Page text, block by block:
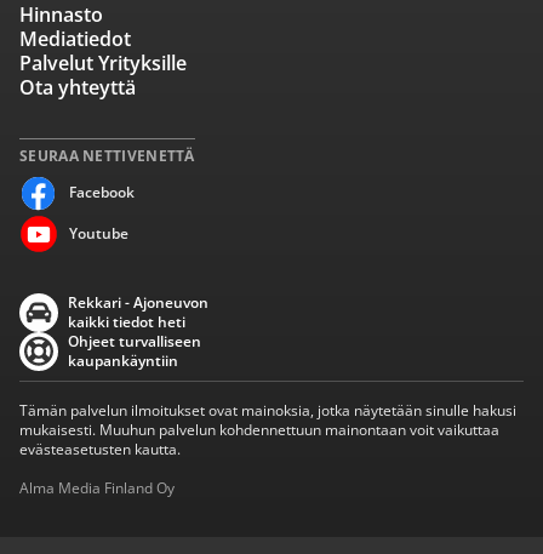
SEURAA NETTIVENETTÄ
Facebook
Youtube
Hinnasto
Mediatiedot
Palvelut Yrityksille
Ota yhteyttä
Rekkari - Ajoneuvon
kaikki tiedot heti
Ohjeet turvalliseen
kaupankäyntiin
Tämän palvelun ilmoitukset ovat mainoksia, jotka näytetään sinulle hakusi
mukaisesti. Muuhun palvelun kohdennettuun mainontaan voit vaikuttaa
evästeasetusten kautta.
Alma Media Finland Oy